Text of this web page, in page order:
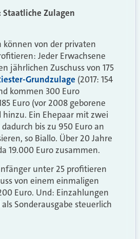
Zulagen
können von der privaten
Jeder Erwachsene
jährlichen Zuschuss von 175
Grundzulage (2017: 154
kommen 300 Euro
Euro (vor 2008 geborene
hinzu. Ein Ehepaar mit zwei
bis zu 950 Euro an
so Biallo. Über 20 Jahre
19.000 Euro zusammen.
unter 25 profitieren
von einem einmaligen
Euro. Und: Einzahlungen
als Sonderausgabe steuerlich